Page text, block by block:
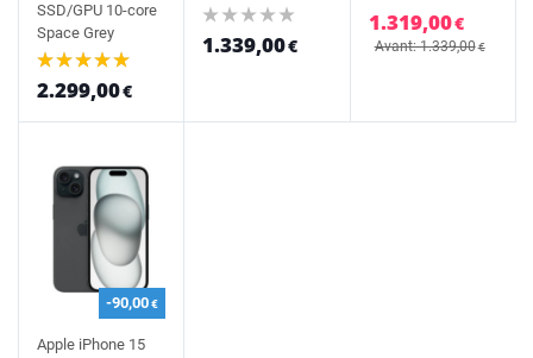
SSD/GPU 10-core
Space Grey
2.299,00€
1.339,00€
1.319,00€
Avant: 1.339,00€
-90,00€
Apple iPhone 15